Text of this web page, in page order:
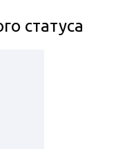
статуса